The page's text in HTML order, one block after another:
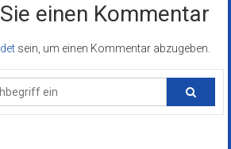
einen Kommentar
sein, um einen Kommentar abzugeben.